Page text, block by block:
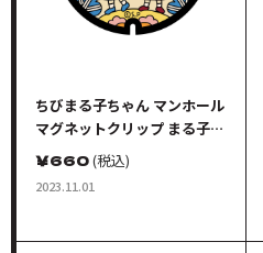
ちびまる子ちゃん マンホール
マグネットクリップ まる子＆
たまちゃん カラーA
￥660(税込)
2023.11.01